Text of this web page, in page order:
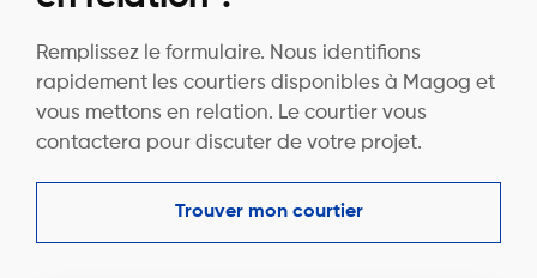
Remplissez le formulaire. Nous identifions
rapidement les courtiers disponibles à Magog et
vous mettons en relation. Le courtier vous
contactera pour discuter de votre projet.
Trouver mon courtier